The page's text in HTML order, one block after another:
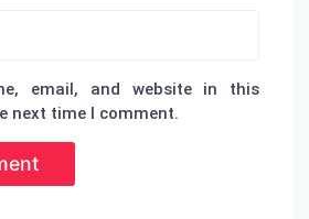
email, and website in this
next time I comment.